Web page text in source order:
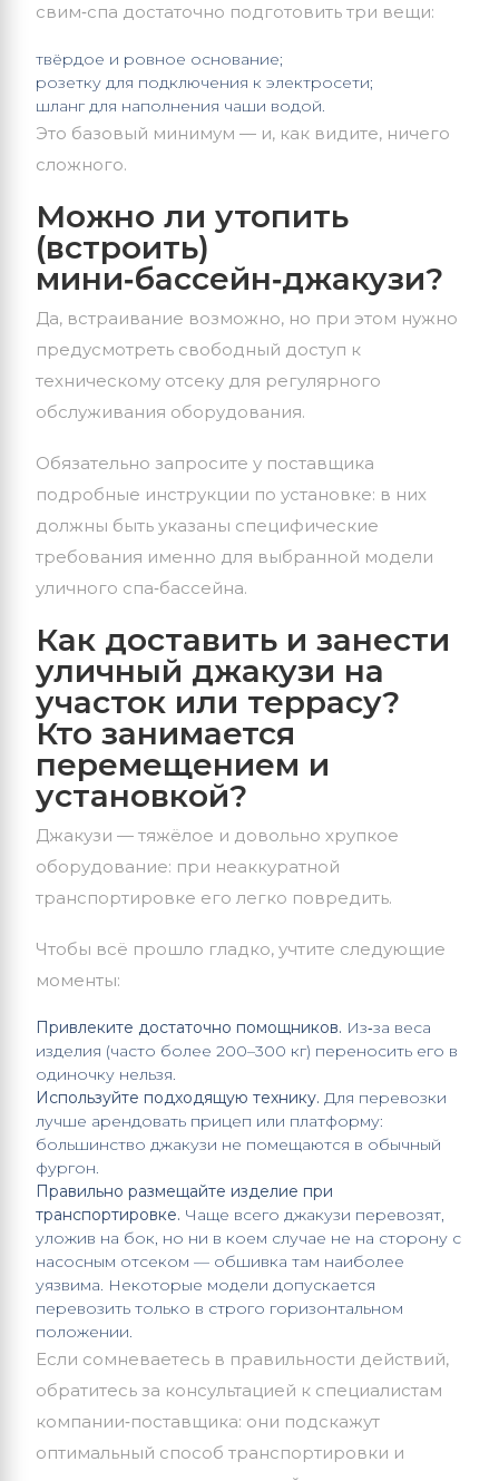
свим‑спа достаточно подготовить три вещи:
твёрдое и ровное основание;
розетку для подключения к электросети;
шланг для наполнения чаши водой.
Это базовый минимум — и, как видите, ничего
сложного.
Можно ли утопить
(встроить)
мини‑бассейн‑джакузи?
Да, встраивание возможно, но при этом нужно
предусмотреть свободный доступ к
техническому отсеку для регулярного
обслуживания оборудования.
Обязательно запросите у поставщика
подробные инструкции по установке: в них
должны быть указаны специфические
требования именно для выбранной модели
уличного спа‑бассейна.
Как доставить и занести
уличный джакузи на
участок или террасу?
Кто занимается
перемещением и
установкой?
Джакузи — тяжёлое и довольно хрупкое
оборудование: при неаккуратной
транспортировке его легко повредить.
Чтобы всё прошло гладко, учтите следующие
моменты:
Привлеките достаточно помощников. Из‑за веса
изделия (часто более 200–300 кг) переносить его в
одиночку нельзя.
Используйте подходящую технику. Для перевозки
лучше арендовать прицеп или платформу:
большинство джакузи не помещаются в обычный
фургон.
Правильно размещайте изделие при
транспортировке. Чаще всего джакузи перевозят,
уложив на бок, но ни в коем случае не на сторону с
насосным отсеком — обшивка там наиболее
уязвима. Некоторые модели допускается
перевозить только в строго горизонтальном
положении.
Если сомневаетесь в правильности действий,
обратитесь за консультацией к специалистам
компании‑поставщика: они подскажут
оптимальный способ транспортировки и